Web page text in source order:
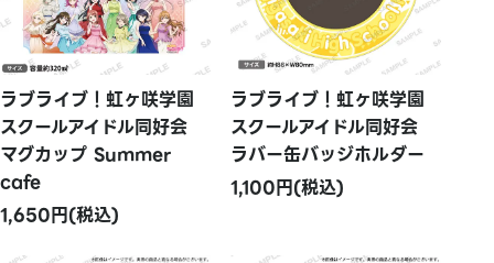
ラブライブ！虹ヶ咲学園
スクールアイドル同好会
マグカップ Summer
cafe
1,650円(税込)
ラブライブ！虹ヶ咲学園
スクールアイドル同好会
ラバー缶バッジホルダー
1,100円(税込)